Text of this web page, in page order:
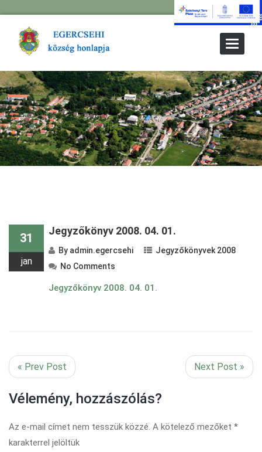
Toggle
31
jan
Jegyzőkönyv 2008. 04. 01.
By admin.egercsehi
Jegyzőkönyvek 2008
No Comments
Jegyzőkönyv 2008. 04. 01.
« Prev Post Next Post »
Vélemény, hozzászólás?
Az e-mail címet nem tesszük közzé. A kötelező mezőket *
karakterrel jelöltük